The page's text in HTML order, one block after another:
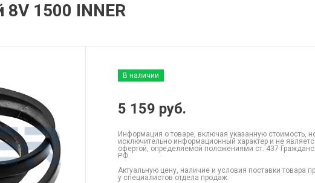
1500 INNER
В наличии
5 159 руб.
Информация о товаре, включая указанную стоимость,
исключительно информационный характер и не
офертой, определяемой положениями ст. 437
РФ.
Актуальную цену, наличие и условия поставки товара
у специалистов отдела продаж.